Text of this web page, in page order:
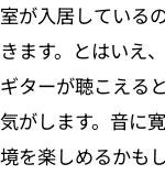
室が入居している
きます。とはいえ
ギターが聴こえる
気がします。音に
境を楽しめるかも